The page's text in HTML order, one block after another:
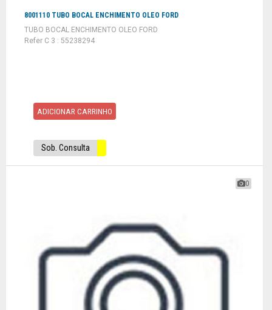
8001110 TUBO BOCAL ENCHIMENTO OLEO FORD
TUBO BOCAL ENCHIMENTO OLEO FORD
Refer C 3 : 55238294
ADICIONAR CARRINHO
Sob. Consulta
0